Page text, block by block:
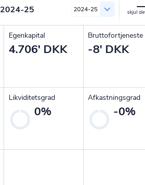
2024-25 2024-25
Egenkapital
4.706' DKK
Bruttofortjeneste
-8' DKK
Likviditetsgrad
0%
Afkastningsgrad
-0%